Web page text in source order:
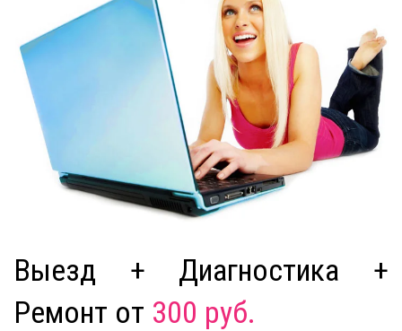
Выезд + Диагностика +
Ремонт от 300 руб.